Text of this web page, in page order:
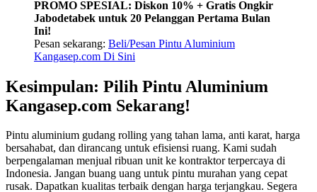
PROMO SPESIAL: Diskon 10% + Gratis Ongkir
Jabodetabek untuk 20 Pelanggan Pertama Bulan
Ini!
Pesan sekarang: Beli/Pesan Pintu Aluminium
Kangasep.com Di Sini
Kesimpulan: Pilih Pintu Aluminium
Kangasep.com Sekarang!
Pintu aluminium gudang rolling yang tahan lama, anti karat, harga
bersahabat, dan dirancang untuk efisiensi ruang. Kami sudah
berpengalaman menjual ribuan unit ke kontraktor terpercaya di
Indonesia. Jangan buang uang untuk pintu murahan yang cepat
rusak. Dapatkan kualitas terbaik dengan harga terjangkau. Segera